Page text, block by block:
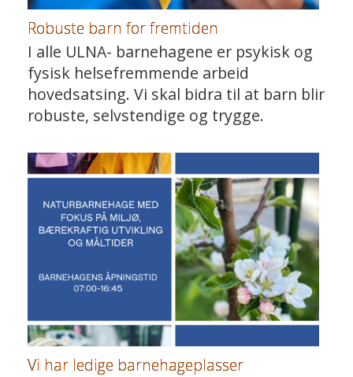
Robuste barn for fremtiden
I alle ULNA- barnehagene er psykisk og
fysisk helsefremmende arbeid
hovedsatsing. Vi skal bidra til at barn blir
robuste, selvstendige og trygge.
Vi har ledige barnehageplasser